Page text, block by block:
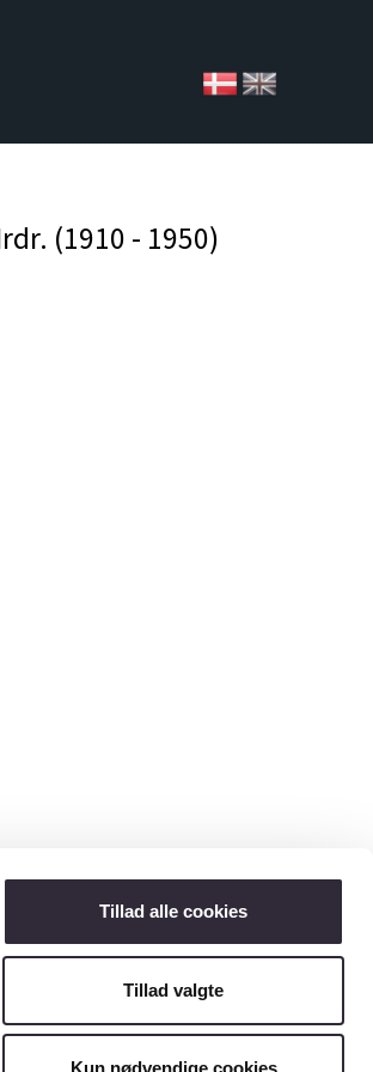
Tillad alle cookies
Tillad valgte
Kun nødvendige cookies
(1910 - 1950)